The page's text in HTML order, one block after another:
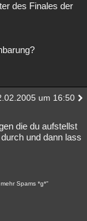
des Finales der
um 16:50
die du aufstellst
und dann lass
Spams *g*"